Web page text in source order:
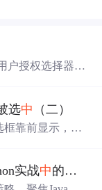
户授权选择器。
选中 （二）
框靠前显示，通
过程。
实战中的安全高效字段管理